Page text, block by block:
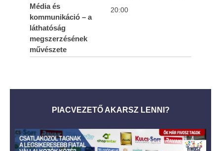
Média és
kommunikáció – a
láthatóság
megszerzésének
művészete
20:00
PIACVEZETŐ AKARSZ LENNI?